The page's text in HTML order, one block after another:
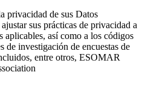
privacidad de sus Datos
sus prácticas de privacidad a
aplicables, así como a los códigos
de investigación de encuestas de
entre otros, ESOMAR